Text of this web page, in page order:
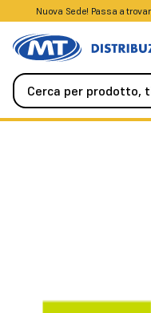
Nuova Sede! Passa a